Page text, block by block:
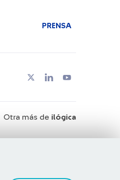
PRENSA
Otra más de ilógica